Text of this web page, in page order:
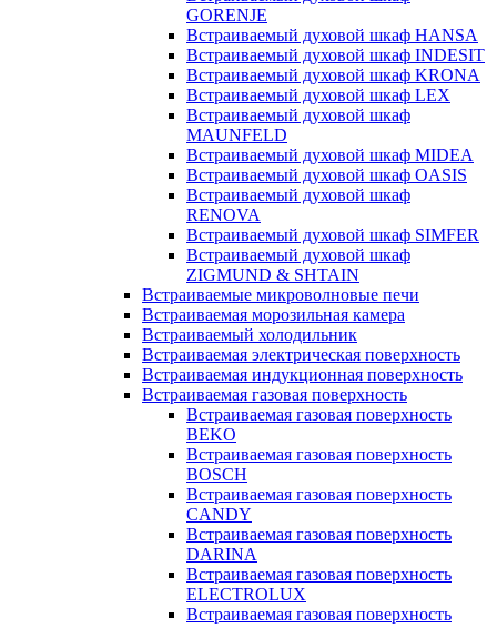
GORENJE
Встраиваемый духовой шкаф HANSA
Встраиваемый духовой шкаф INDESIT
Встраиваемый духовой шкаф KRONA
Встраиваемый духовой шкаф LEX
Встраиваемый духовой шкаф
MAUNFELD
Встраиваемый духовой шкаф MIDEA
Встраиваемый духовой шкаф OASIS
Встраиваемый духовой шкаф
RENOVA
Встраиваемый духовой шкаф SIMFER
Встраиваемый духовой шкаф
ZIGMUND & SHTAIN
Встраиваемые микроволновые печи
Встраиваемая морозильная камера
Встраиваемый холодильник
Встраиваемая электрическая поверхность
Встраиваемая индукционная поверхность
Встраиваемая газовая поверхность
Встраиваемая газовая поверхность
BEKO
Встраиваемая газовая поверхность
BOSCH
Встраиваемая газовая поверхность
CANDY
Встраиваемая газовая поверхность
DARINA
Встраиваемая газовая поверхность
ELECTROLUX
Встраиваемая газовая поверхность